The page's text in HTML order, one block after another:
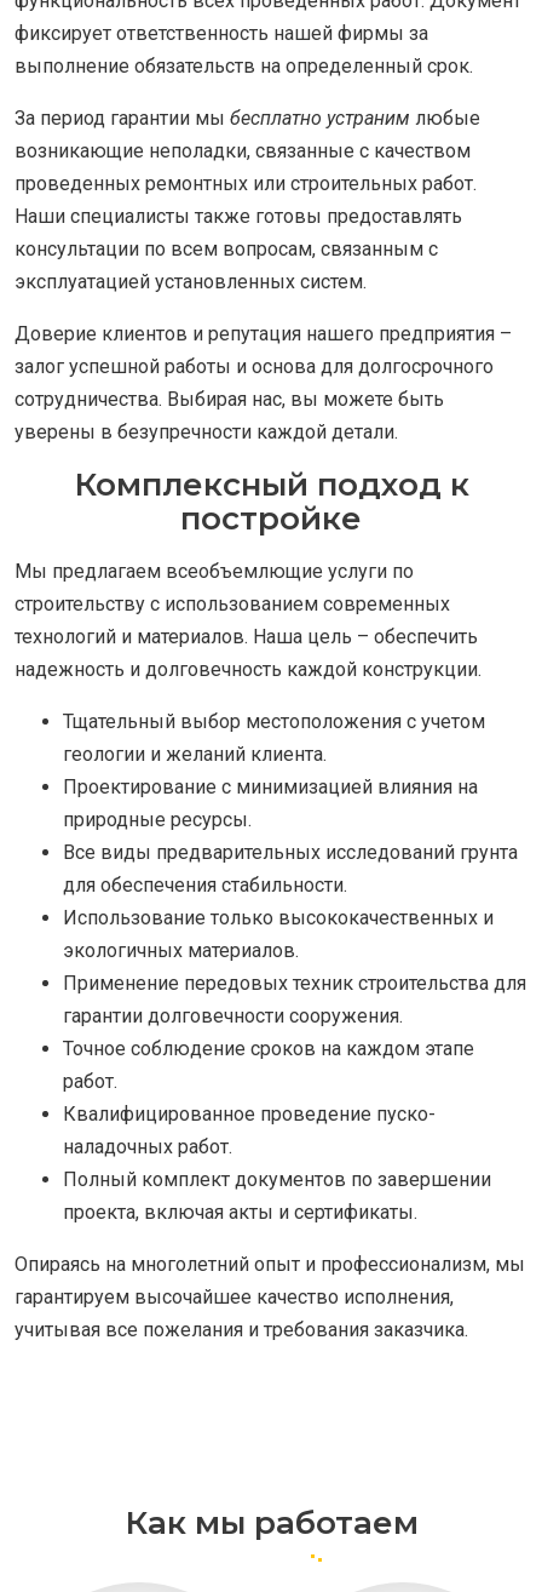
фиксирует ответственность нашей фирмы за
выполнение обязательств на определенный срок.
За период гарантии мы бесплатно устраним любые
возникающие неполадки, связанные с качеством
проведенных ремонтных или строительных работ.
Наши специалисты также готовы предоставлять
консультации по всем вопросам, связанным с
эксплуатацией установленных систем.
Доверие клиентов и репутация нашего предприятия –
залог успешной работы и основа для долгосрочного
сотрудничества. Выбирая нас, вы можете быть
уверены в безупречности каждой детали.
Комплексный подход к
постройке
Мы предлагаем всеобъемлющие услуги по
строительству с использованием современных
технологий и материалов. Наша цель – обеспечить
надежность и долговечность каждой конструкции.
Тщательный выбор местоположения с учетом
геологии и желаний клиента.
Проектирование с минимизацией влияния на
природные ресурсы.
Все виды предварительных исследований грунта
для обеспечения стабильности.
Использование только высококачественных и
экологичных материалов.
Применение передовых техник строительства для
гарантии долговечности сооружения.
Точное соблюдение сроков на каждом этапе
работ.
Квалифицированное проведение пуско-
наладочных работ.
Полный комплект документов по завершении
проекта, включая акты и сертификаты.
Опираясь на многолетний опыт и профессионализм, мы
гарантируем высочайшее качество исполнения,
учитывая все пожелания и требования заказчика.
Как мы работаем